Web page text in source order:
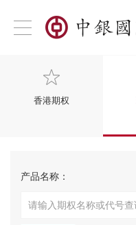
香港期权
产品名称：